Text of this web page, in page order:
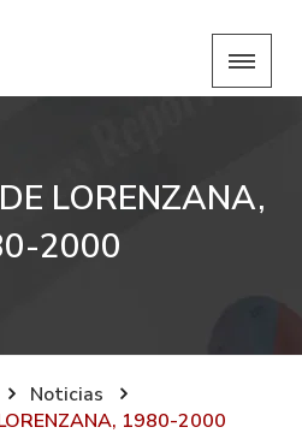
LORENZANA,
2000
Noticias
1980-2000